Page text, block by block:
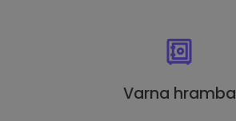
Varna hramba